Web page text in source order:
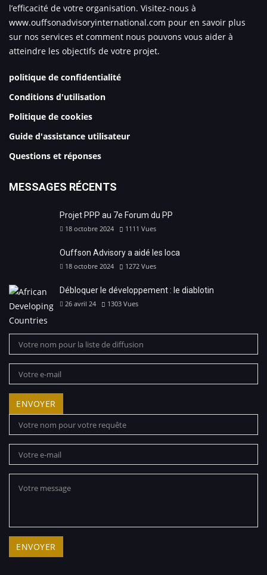
l’efficacité de votre organisation. Visitez-nous à
www.ouffsonadvisoryinternational.com pour en savoir plus
sur nos services et comment nous pouvons vous aider à
atteindre les objectifs de votre projet.
politique de confidentialité
Conditions d'utilisation
Politique de cookies
Guide d'assistance utilisateur
Questions et réponses
MESSAGES RÉCENTS
Projet PPP au 7e Forum du PP
18 octobre 2024 1111 Vues
Ouffson Advisory a aidé les loca
18 octobre 2024 1272 Vues
Débloquer le développement : le diablotin
26 avril 24 1303 Vues